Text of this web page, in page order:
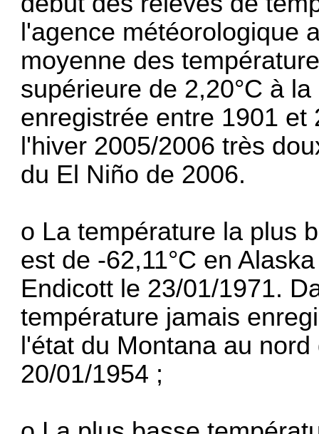
l'agence météorologique
moyenne des
supérieure de 2,20°C à
enregistrée entre 1901
l'hiver 2005/2006 très
du El Niño de 2006.
o La température la plus
est de -62,11°C en
Endicott le 23/01/1971.
température jamais
l'état du Montana au
20/01/1954 ;